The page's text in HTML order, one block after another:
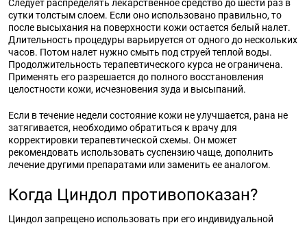
Следует распределять лекарственное средство до шести раз в
сутки толстым слоем. Если оно использовано правильно, то
после высыхания на поверхности кожи остается белый налет.
Длительность процедуры варьируется от одного до нескольких
часов. Потом налет нужно смыть под струей теплой воды.
Продолжительность терапевтического курса не ограничена.
Применять его разрешается до полного восстановления
целостности кожи, исчезновения зуда и высыпаний.
Если в течение недели состояние кожи не улучшается, рана не
затягивается, необходимо обратиться к врачу для
корректировки терапевтической схемы. Он может
рекомендовать использовать суспензию чаще, дополнить
лечение другими препаратами или заменить ее аналогом.
Когда Циндол противопоказан?
Циндол запрещено использовать при его индивидуальной